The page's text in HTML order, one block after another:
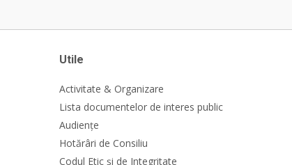
Utile
Activitate & Organizare
Lista documentelor de interes public
Audiențe
Hotărâri de Consiliu
Codul Etic și de Integritate